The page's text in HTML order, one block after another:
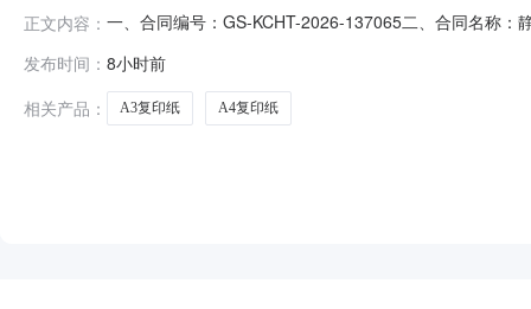
正文内容： 一、合同编号：GS-KCHT-2026-137065二、合同名称
静宁县静宁县城关镇二天门巷联系方式：13993317555
发布时间： 8小时前
相关产品：
A3复印纸 A4复印纸